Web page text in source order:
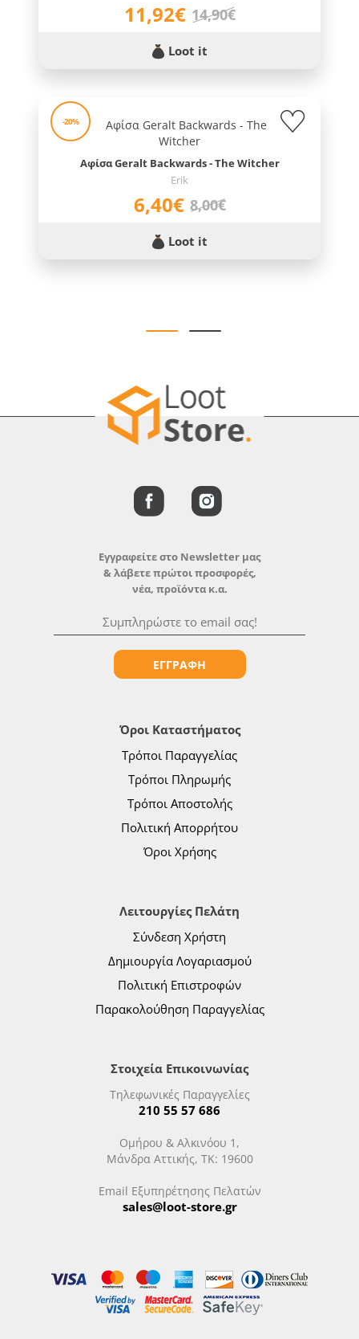
11,92€ 14,90€
Loot it
-20%
Αφίσα Geralt Backwards - The Witcher
Erik
6,40€ 8,00€
Loot it
Όροι Καταστήματος
Τρόποι Παραγγελίας
Τρόποι Πληρωμής
Τρόποι Αποστολής
Πολιτική Απορρήτου
Όροι Χρήσης
Λειτουργίες Πελάτη
Σύνδεση Χρήστη
Δημιουργία Λογαριασμού
Πολιτική Επιστροφών
Παρακολούθηση Παραγγελίας
Στοιχεία Επικοινωνίας
Τηλεφωνικές Παραγγελίες
210 55 57 686
Ομήρου & Αλκινόου 1,
Μάνδρα Αττικής, ΤΚ: 19600
Email Εξυπηρέτησης Πελατών
sales@loot-store.gr
Εγγραφείτε στο Newsletter μας
& λάβετε πρώτοι προσφορές,
νέα, προϊόντα κ.α.
ΕΓΓΡΑΦΗ